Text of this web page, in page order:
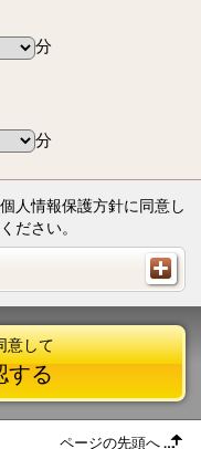
分
分
人情報保護方針に同意し
ださい。
意して
する
ページの先頭へ